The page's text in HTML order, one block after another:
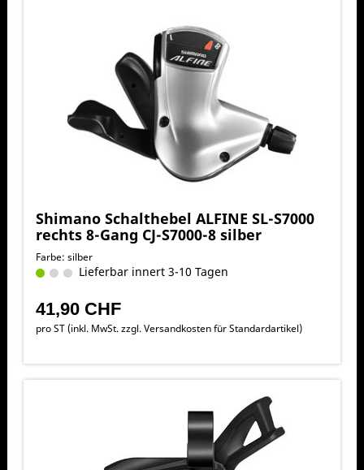
Shimano Schalthebel ALFINE SL-S7000
rechts 8-Gang CJ-S7000-8 silber
Farbe: silber
Lieferbar innert 3-10 Tagen
41,90 CHF
pro ST (inkl. MwSt. zzgl.Versandkosten für Standardartikel)